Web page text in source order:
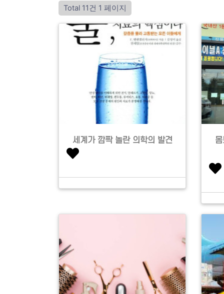
Total 11건 1 페이지
세계가 깜짝 놀란 의학의 발견